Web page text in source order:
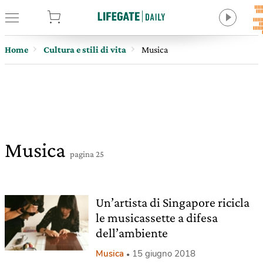
Home Cultura e stili di vita Musica
Musica pagina 25
Un’artista di Singapore ricicla
le musicassette a difesa
dell’ambiente
Musica 15 giugno 2018